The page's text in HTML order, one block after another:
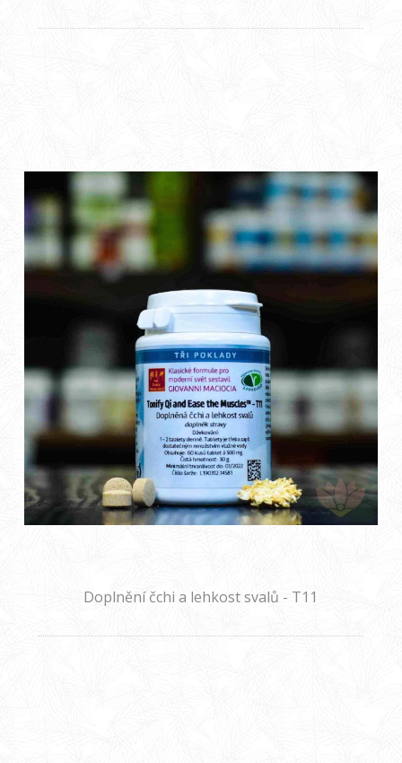
Doplnění čchi a lehkost svalů - T11